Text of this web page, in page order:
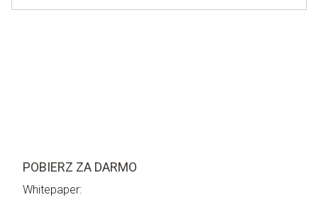
POBIERZ ZA DARMO
Whitepaper: